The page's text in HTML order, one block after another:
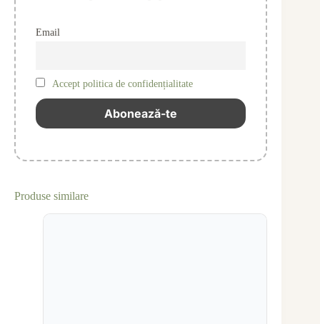
Email
Accept politica de confidențialitate
Produse similare